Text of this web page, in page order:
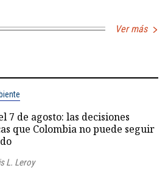
Ver más
7 de agosto: las decisiones
que Colombia no puede seguir
L. Leroy